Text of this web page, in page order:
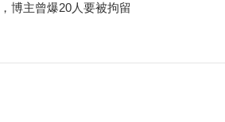
人才就业创业蓄水池”
聘行动 以优质服务助推稳就业
稳步推进失业保险扩围
博主曾爆20人要被拘留